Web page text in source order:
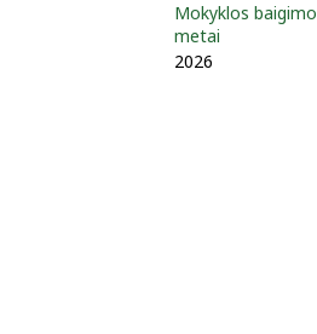
Mokyklos baigimo
metai
2026